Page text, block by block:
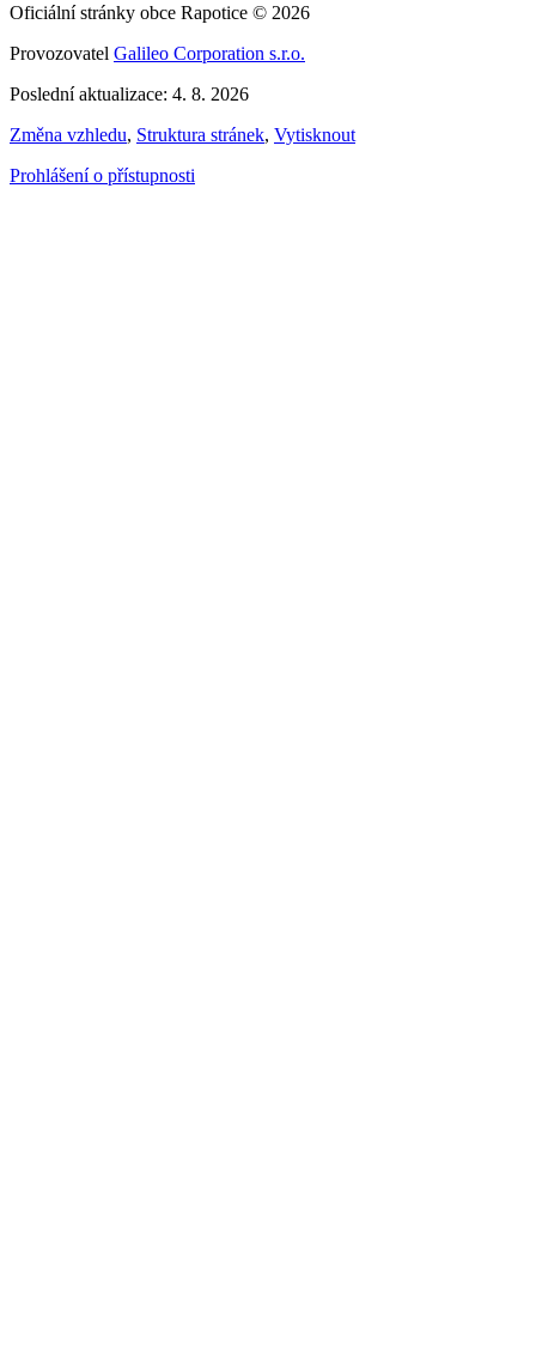
Oficiální stránky obce Rapotice © 2026
Provozovatel Galileo Corporation s.r.o.
Poslední aktualizace: 4. 8. 2026
Změna vzhledu, Struktura stránek, Vytisknout
Prohlášení o přístupnosti